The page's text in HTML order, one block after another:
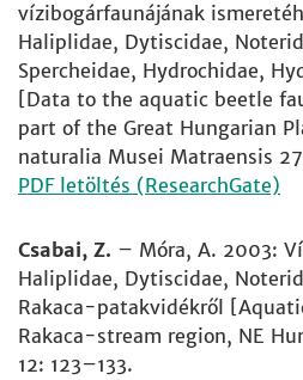
vízibogárfaunájának
Haliplidae, Dytiscidae,
Spercheidae, Hydrochidae,
[Data to the aquatic beetle
part of the Great Hungarian
naturalia Musei Matraensis
PDF letöltés (ResearchGate)
Csabai, Z. – Móra, A. 2003:
Haliplidae, Dytiscidae,
Rakaca-patakvidékről
Rakaca-stream region, NE
12: 123–133.